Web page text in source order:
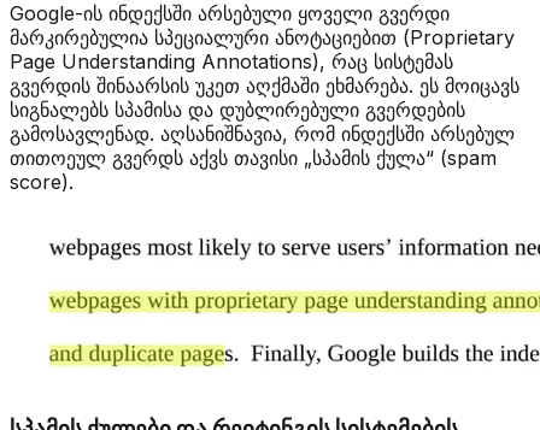
Google-ის ინდექსში არსებული ყოველი გვერდი
მარკირებულია სპეციალური ანოტაციებით (Proprietary
Page Understanding Annotations), რაც სისტემას
გვერდის შინაარსის უკეთ აღქმაში ეხმარება. ეს მოიცავს
სიგნალებს სპამისა და დუბლირებული გვერდების
გამოსავლენად. აღსანიშნავია, რომ ინდექსში არსებულ
თითოეულ გვერდს აქვს თავისი „სპამის ქულა“ (spam
score).